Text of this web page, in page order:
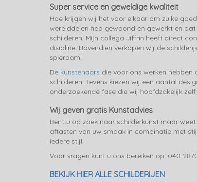
Super service en geweldige kwaliteit
Hoe krijgen wij het voor elkaar om zulke
werelddelen heb gewoond en gewerkt en
schilderen. Mijn collega Jiffrin heeft direct
disipline. Bovendien verkopen wij de
spieraam!.
De kunstenaars die voor ons werken hebben
schilderen. Tevens kiezen wij een aantal
onderzoekende fase die wij hoofdzakelijk
Wij geven gratis Kunstadvies
Bent u op zoek naar schilderkunst maar
aftasten van uw smaak in combinatie met
iedere stijl.
Voor vragen kunt u ons bereiken op: 040-
BEKIJK HIER ALLE SCHILDERIJEN